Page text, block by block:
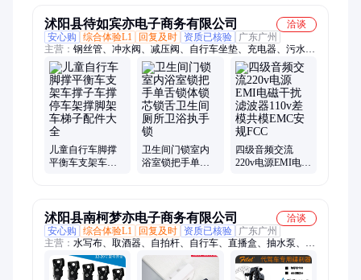
沭阳县待如宾亦电子商务有限公司
洽谈
安心购
综合体验L1 回复及时 资质已核验
广东广州
主营： 钢丝管、冲水阀、减压阀、自行车坐垫、充电器、污水
泵、吸顶灯、密封带、波纹管、防爆灯、清水泵、橡胶管、搬运
车、减压器、物料盒、感应门、截止阀、小推车、抽水机、洗车
机、电压表、耐油管、周转箱、数显表、安全阀、探照灯
儿童自行车脚撑
平衡车支架车撑
卫生间门锁室内
浴室锁把手单舌
四级音频交流
220v电源EMI电磁
沭阳县南柯梦亦电子商务有限公司
洽谈
安心购
综合体验L1 回复及时 资质已核验
广东广州
主营： 水写布、取酒器、自拍杆、自行车、直播盒、抽水泵、电
视机、支撑架、过滤器、挡风被、防风罩、抽酒泵、稳定器、抽
酒器、通用挂架、瓷砖吸盘、车载支架、电动吸盘、仿古宣纸、